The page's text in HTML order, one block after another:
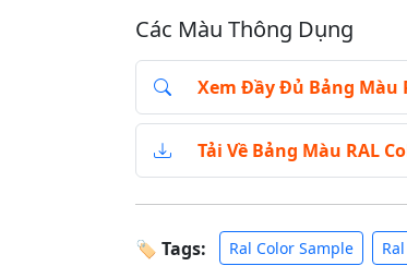
Các Màu Thông Dụng
Xem Đầy Đủ Bảng Màu
Tải Về Bảng Màu RAL
🏷 Tags: Ral Color Sample